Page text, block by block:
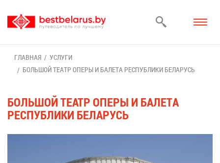
ГЛАВ­НАЯ
УСЛУ­ГИ
БОЛЬ­ШОЙ ТЕ­АТР ОПЕ­РЫ И БА­ЛЕ­ТА РЕС­ПУБ­ЛИ­КИ БЕ­ЛА­РУСЬ
БОЛЬ­ШОЙ ТЕ­АТР ОПЕ­РЫ И БА­ЛЕ­ТА
РЕС­ПУБ­ЛИ­КИ БЕ­ЛА­РУСЬ